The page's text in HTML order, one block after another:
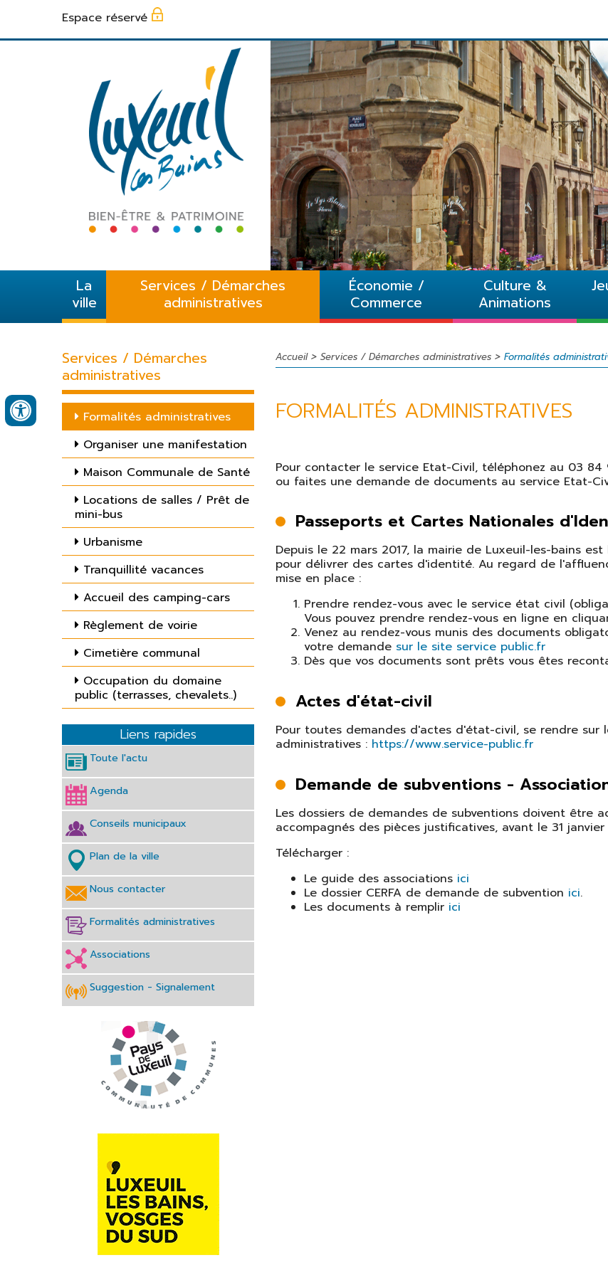
Espace réservé
1 2 3 4 5
La
ville
L'équipe municipale
Les séances du
conseil municipal
A votre écoute
Budget
Marchés publics /
Enquêtes d'utilité
publique
Appels à projet
Cérémonies
patriotiques
Circulation et
stationnement
Journal municipal
Plan de la ville
Transports
Eau et
Club partenaires
Services / Démarches
administratives
Organiser une manifestation
Maison Communale de Santé
Locations de salles / Prêt de mini-
bus
Urbanisme
Tranquillité vacances
Accueil des camping-cars
Règlement de voirie
Cimetière communal
Occupation du domaine public
(terrasses, chevalets..)
Économie /
Commerce
L'intercommunalité
Le commerce
Culture &
Animations
Cinéma
Bibliothèque
Musées
Agenda
Jumelages
Services / Démarches
administratives
Formalités administratives
Organiser une manifestation
Maison Communale de Santé
Locations de salles / Prêt de
mini-bus
Urbanisme
Tranquillité vacances
Accueil des camping-cars
Règlement de voirie
Cimetière communal
Occupation du domaine
public (terrasses, chevalets..)
Liens rapides
Toute l'actu
Agenda
Conseils municipaux
Plan de la ville
Nous contacter
Formalités administratives
Associations
Suggestion - Signalement
Accueil> Services / Démarches administratives > Formalités
FORMALITÉS ADMINISTRATIVES
Pour contacter le service Etat-Civil, téléphonez au 03
ou faites une demande de documents au service Etat-
Passeports et Cartes Nationales
Depuis le 22 mars 2017, la mairie de Luxeuil-les-bains
pour délivrer des cartes d'identité. Au regard de
mise en place :
Prendre rendez-vous avec le service état civil
Vous pouvez prendre rendez-vous en ligne en
Venez au rendez-vous munis des documents
votre demande sur le site service public.fr
Dès que vos documents sont prêts vous êtes
Actes d'état-civil
Pour toutes demandes d'actes d'état-civil, se rendre
administratives : https://www.service-public.fr
Demande de subventions -
Les dossiers de demandes de subventions doivent être
accompagnés des pièces justificatives, avant le 31
Télécharger :
Le guide des associations ici
Le dossier CERFA de demande de subvention ici.
Les documents à remplir ici
Panneau de gestion des cookies